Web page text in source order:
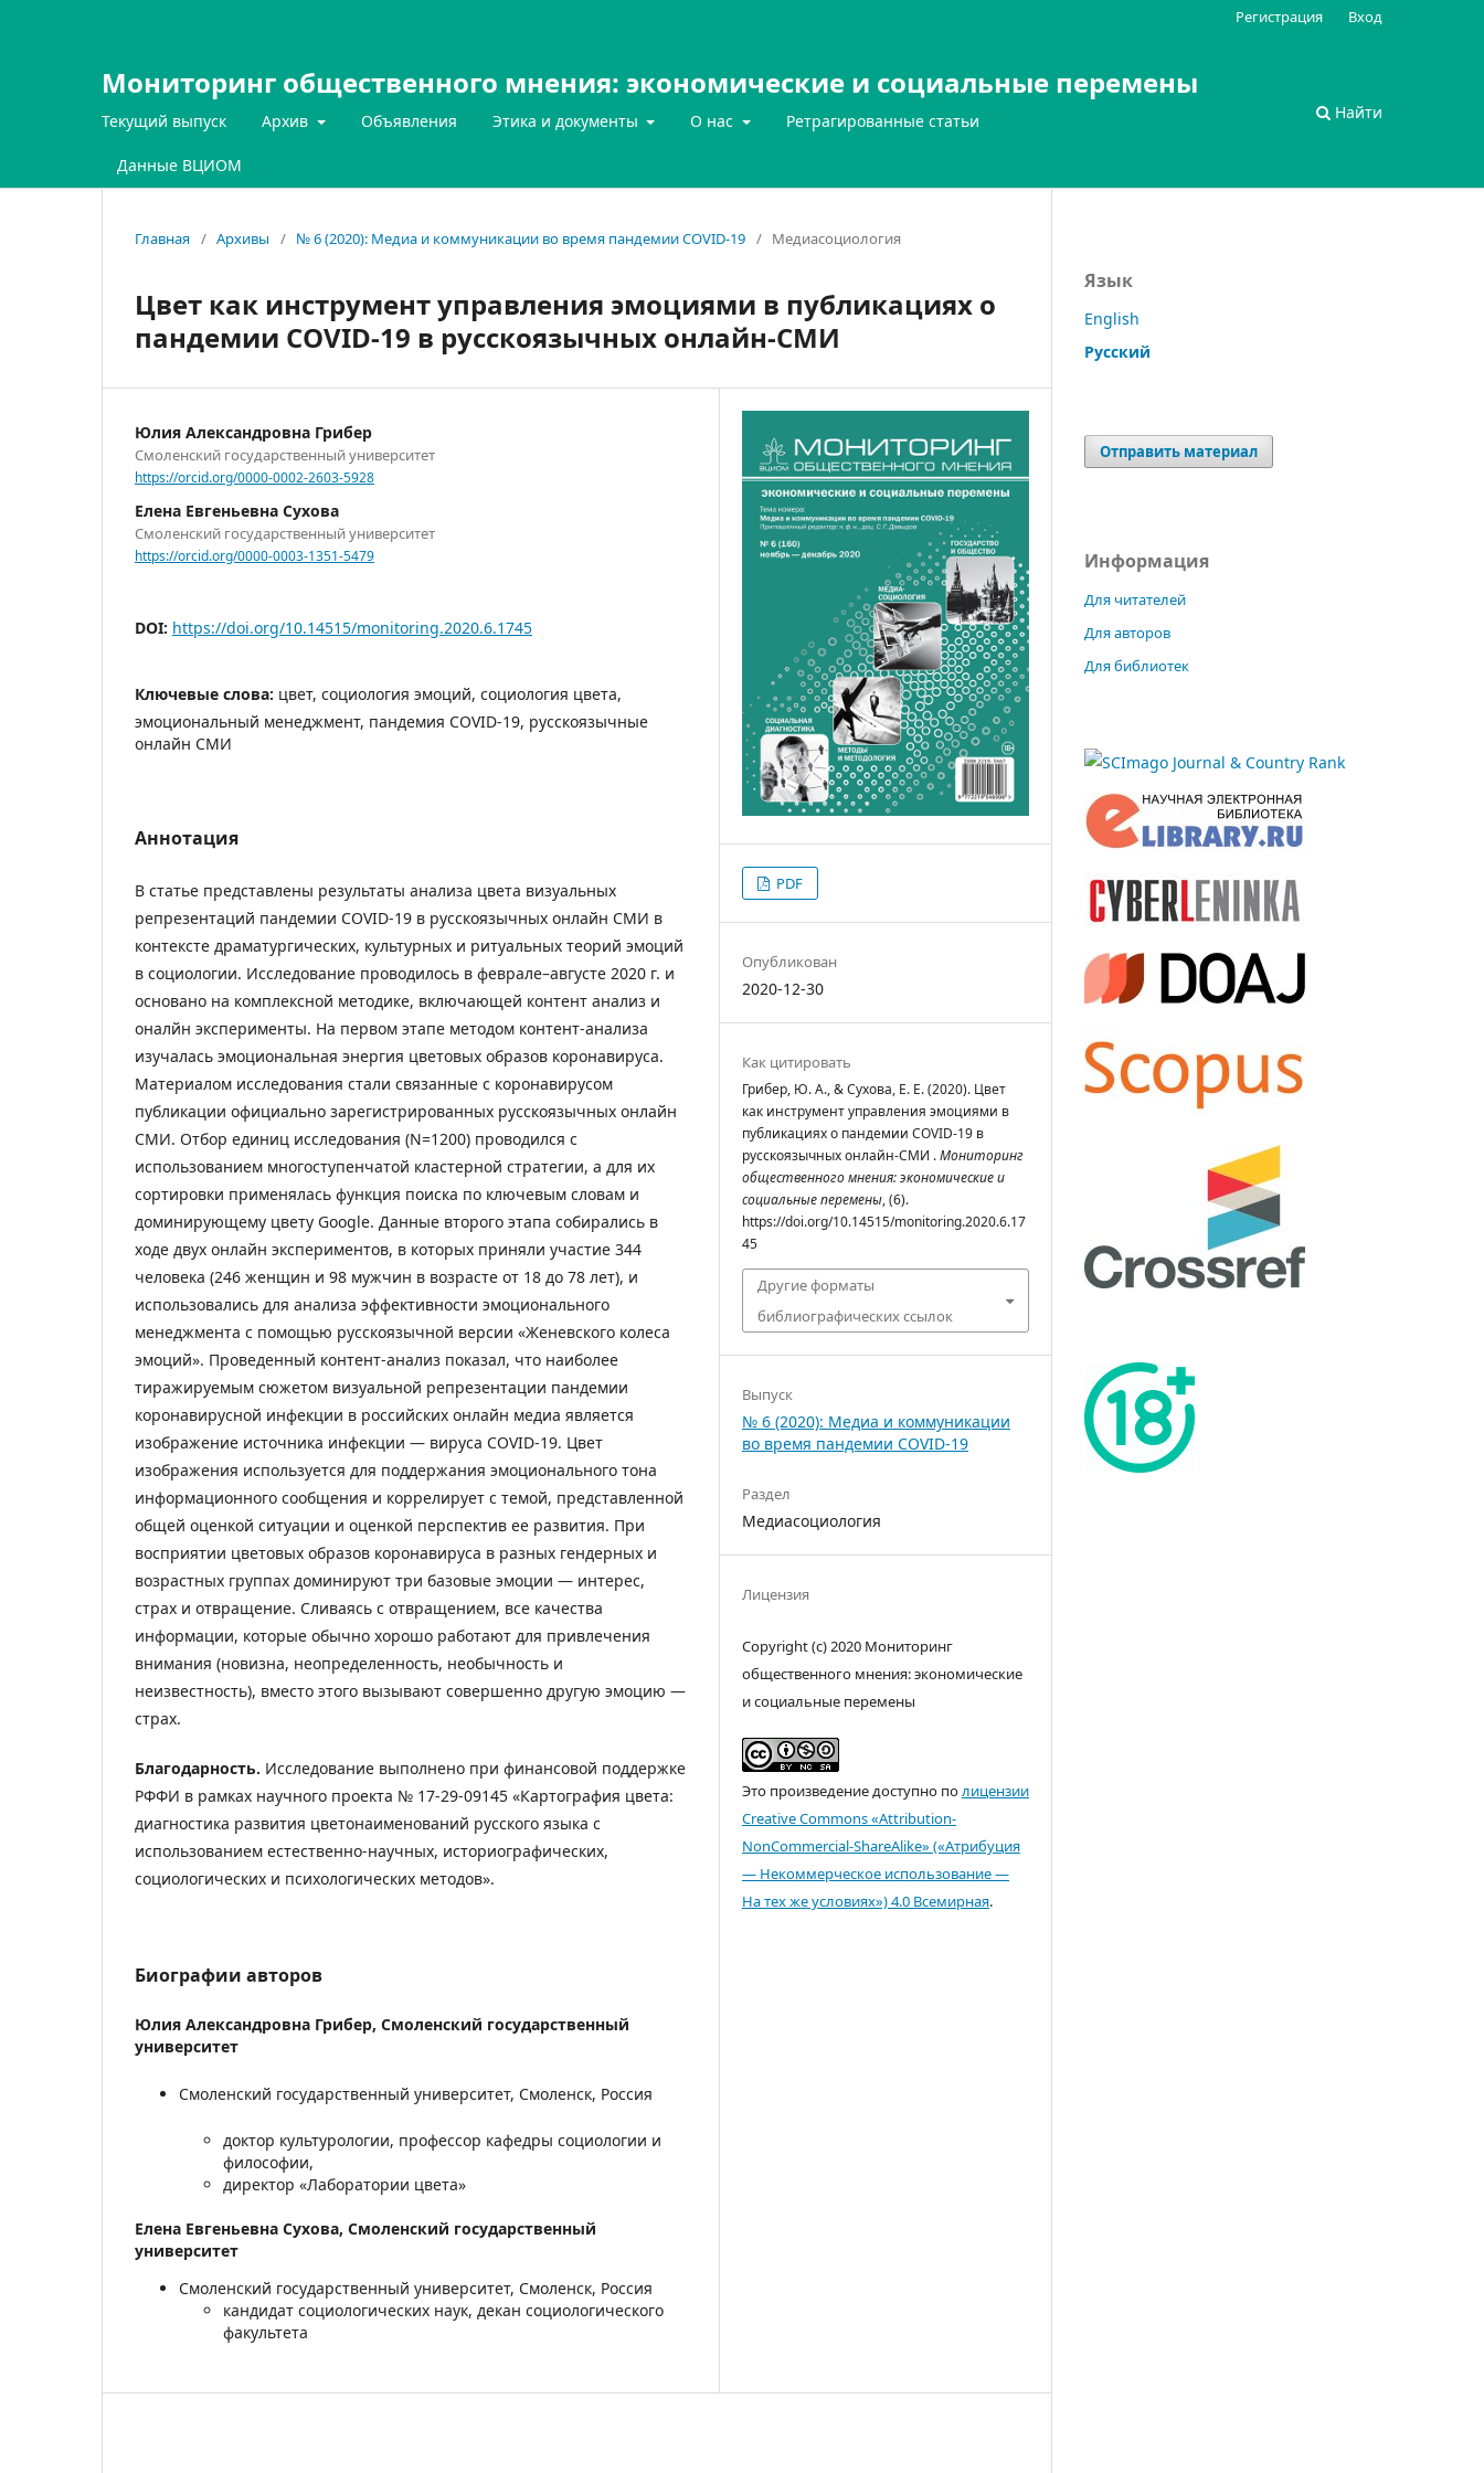
Мониторинг общественного мнения: экономические и социальные перемены
Текущий выпуск Архив Объявления Этика и документы О нас Ретрагированные статьи
Данные ВЦИОМ
Найти
Регистрация Вход
Главная / Архивы / № 6 (2020): Медиа и коммуникации во время пандемии COVID-19 / Медиасоциология
Цвет как инструмент управления эмоциями в публикациях о
пандемии COVID-19 в русскоязычных онлайн-СМИ
Юлия Александровна Грибер
Смоленский государственный университет
https://orcid.org/0000-0002-2603-5928
Елена Евгеньевна Сухова
Смоленский государственный университет
https://orcid.org/0000-0003-1351-5479
DOI: https://doi.org/10.14515/monitoring.2020.6.1745
Ключевые слова: цвет, социология эмоций, социология цвета,
эмоциональный менеджмент, пандемия COVID-19, русскоязычные
онлайн СМИ
Аннотация
В статье представлены результаты анализа цвета визуальных
репрезентаций пандемии COVID-19 в русскоязычных онлайн СМИ в
контексте драматургических, культурных и ритуальных теорий эмоций
в социологии. Исследование проводилось в феврале–августе 2020 г. и
основано на комплексной методике, включающей контент анализ и
оналйн эксперименты. На первом этапе методом контент-анализа
изучалась эмоциональная энергия цветовых образов коронавируса.
Материалом исследования стали связанные с коронавирусом
публикации официально зарегистрированных русскоязычных онлайн
СМИ. Отбор единиц исследования (N=1200) проводился с
использованием многоступенчатой кластерной стратегии, а для их
сортировки применялась функция поиска по ключевым словам и
доминирующему цвету Google. Данные второго этапа собирались в
ходе двух онлайн экспериментов, в которых приняли участие 344
человека (246 женщин и 98 мужчин в возрасте от 18 до 78 лет), и
использовались для анализа эффективности эмоционального
менеджмента с помощью русскоязычной версии «Женевского колеса
эмоций». Проведенный контент-анализ показал, что наиболее
тиражируемым сюжетом визуальной репрезентации пандемии
коронавирусной инфекции в российских онлайн медиа является
изображение источника инфекции — вируса COVID-19. Цвет
изображения используется для поддержания эмоционального тона
информационного сообщения и коррелирует с темой, представленной
общей оценкой ситуации и оценкой перспектив ее развития. При
восприятии цветовых образов коронавируса в разных гендерных и
возрастных группах доминируют три базовые эмоции — интерес,
страх и отвращение. Сливаясь с отвращением, все качества
информации, которые обычно хорошо работают для привлечения
внимания (новизна, неопределенность, необычность и
неизвестность), вместо этого вызывают совершенно другую эмоцию —
страх.
Благодарность. Исследование выполнено при финансовой поддержке
РФФИ в рамках научного проекта № 17-29-09145 «Картография цвета:
диагностика развития цветонаименований русского языка с
использованием естественно-научных, историографических,
социологических и психологических методов».
Биографии авторов
Юлия Александровна Грибер, Смоленский государственный
университет
Смоленский государственный университет, Смоленск, Россия
доктор культурологии, профессор кафедры социологии и
философии,
директор «Лаборатории цвета»
Елена Евгеньевна Сухова, Смоленский государственный
университет
Смоленский государственный университет, Смоленск, Россия
кандидат социологических наук, декан социологического
факультета
PDF
Опубликован
2020-12-30
Как цитировать
Грибер, Ю. А., & Сухова, Е. Е. (2020). Цвет
как инструмент управления эмоциями в
публикациях о пандемии COVID-19 в
русскоязычных онлайн-СМИ .Мониторинг
общественного мнения: экономические и
социальные перемены, (6).
https://doi.org/10.14515/monitoring.2020.6.17
45
Другие форматы
библиографических ссылок
Выпуск
№ 6 (2020): Медиа и коммуникации
во время пандемии COVID-19
Раздел
Медиасоциология
Лицензия
Copyright (c) 2020 Мониторинг
общественного мнения: экономические
и социальные перемены
Это произведение доступно полицензии
Creative Commons «Attribution-
NonCommercial-ShareAlike» («Атрибуция
— Некоммерческое использование —
На тех же условиях») 4.0 Всемирная.
Язык
English
Русский
Отправить материал
Информация
Для читателей
Для авторов
Для библиотек